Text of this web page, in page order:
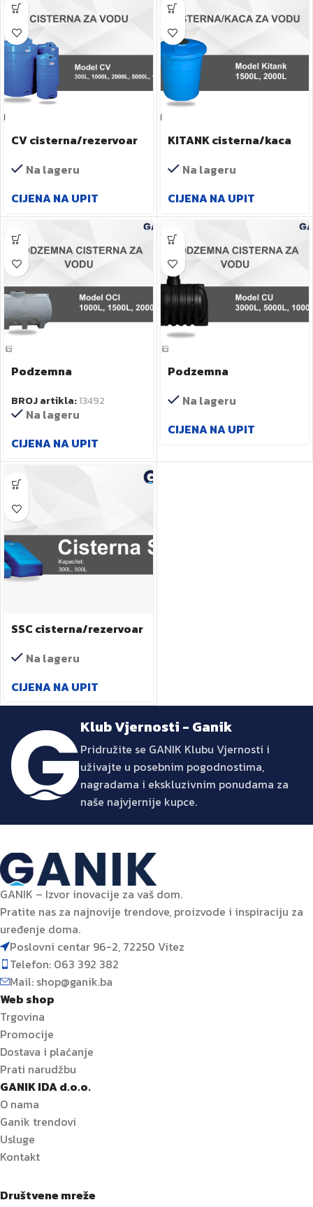
CV cisterna/rezervoar
Na lageru
CIJENA NA UPIT
KITANK cisterna/kaca
Na lageru
CIJENA NA UPIT
Podzemna
pitku vodu CI
BROJ artikla:13492
Na lageru
CIJENA NA UPIT
Podzemna
pitku vodu CU
Na lageru
CIJENA NA UPIT
SSC cisterna/rezervoar
Na lageru
CIJENA NA UPIT
Klub Vjernosti - Ganik
Pridružite se GANIK Klubu Vjernosti i
uživajte u posebnim pogodnostima,
nagradama i ekskluzivnim ponudama za
naše najvjernije kupce.
GANIK – Izvor inovacije za vaš dom.
Pratite nas za najnovije trendove, proizvode i inspiraciju za
uređenje doma.
Poslovni centar 96-2, 72250 Vitez
Telefon: 063 392 382
Mail: shop@ganik.ba
Web shop
Trgovina
Promocije
Dostava i plaćanje
Prati narudžbu
GANIK IDA d.o.o.
O nama
Ganik trendovi
Usluge
Kontakt
Društvene mreže